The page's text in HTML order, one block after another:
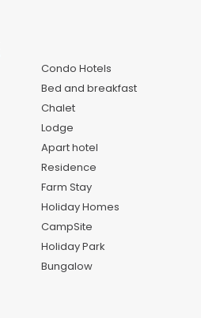
Condo Hotels
Bed and breakfast
Chalet
Lodge
Apart hotel
Residence
Farm Stay
Holiday Homes
CampSite
Holiday Park
Bungalow